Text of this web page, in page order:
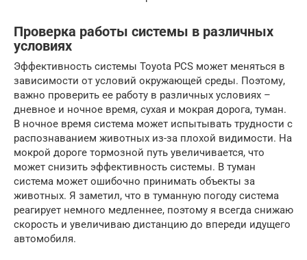
Проверка работы системы в различных
условиях
Эффективность системы Toyota PCS может меняться в
зависимости от условий окружающей среды. Поэтому,
важно проверить ее работу в различных условиях –
дневное и ночное время, сухая и мокрая дорога, туман.
В ночное время система может испытывать трудности с
распознаванием животных из-за плохой видимости. На
мокрой дороге тормозной путь увеличивается, что
может снизить эффективность системы. В туман
система может ошибочно принимать объекты за
животных. Я заметил, что в туманную погоду система
реагирует немного медленнее, поэтому я всегда снижаю
скорость и увеличиваю дистанцию до впереди идущего
автомобиля.